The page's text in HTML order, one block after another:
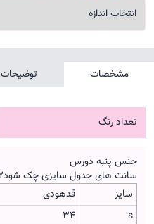
مشخصات توضیحات
تعداد رنگ
جنس پنبه دورس
سانت های جدول سایزی چک شود۱/۲سانت خطا در نظربگیرید
سایز
قدهودی
s
۳۴